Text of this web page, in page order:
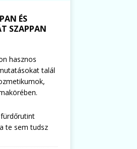
ÉS
SZAPPAN
hasznos
talál
te sem tudsz